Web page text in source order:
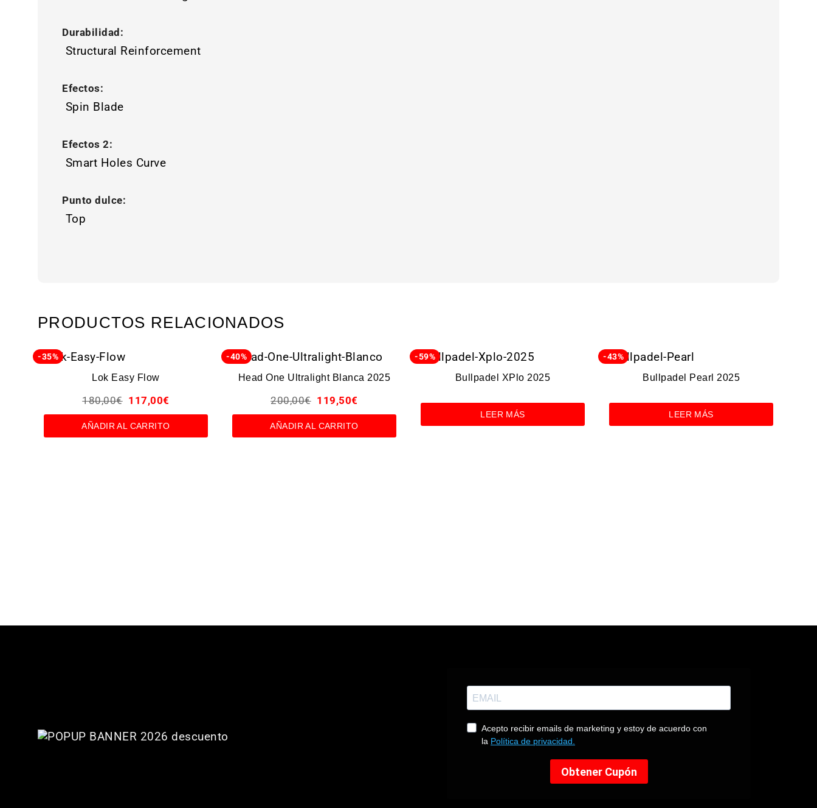
Durabilidad:
Structural Reinforcement
Efectos:
Spin Blade
Efectos 2:
Smart Holes Curve
Punto dulce:
Top
PRODUCTOS RELACIONADOS
-35%
Lok Easy Flow
180,00€ 117,00€
AÑADIR AL CARRITO
-40%
Head One Ultralight Blanca 2025
200,00€ 119,50€
AÑADIR AL CARRITO
-59%
Bullpadel XPlo 2025
LEER MÁS
-43%
Bullpadel Pearl 2025
LEER MÁS